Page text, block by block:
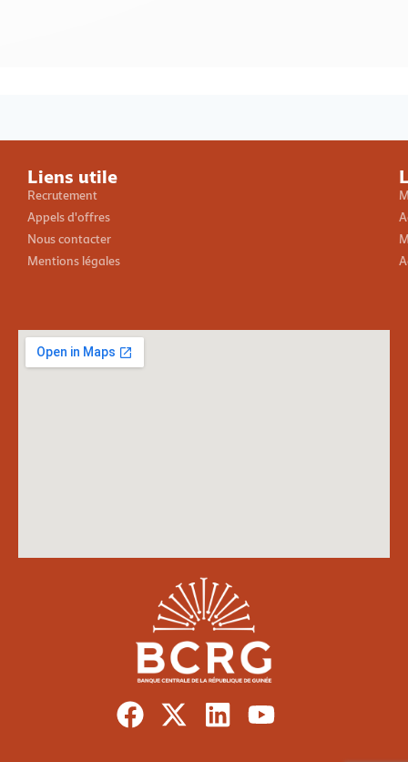
Liens utile
Recrutement
Appels d'offres
Nous contacter
Mentions légales